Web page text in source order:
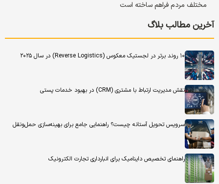
مختلف مردم فراهم ساخته است
آخرین مطالب بلاگ
۱۰ روند برتر در لجستیک معکوس (Reverse Logistics) در سال ۲۰۲۵
نقش مدیریت ارتباط با مشتری (CRM) در بهبود خدمات پستی
سرویس تحویل آستانه چیست؟ راهنمایی جامع برای بهینه‌سازی حمل‌ونقل
راهنمای تخصیص داینامیک برای انبارداری تجارت الکترونیک